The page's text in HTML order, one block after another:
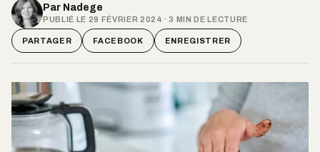
Par Nadege
PUBLIÉ LE 29 FÉVRIER 2024 · 3 MIN DE LECTURE
PARTAGER FACEBOOK ENREGISTRER